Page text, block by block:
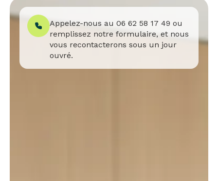
Appelez-nous au 06 62 58 17 49 ou
remplissez notre formulaire, et nous
vous recontacterons sous un jour
ouvré.